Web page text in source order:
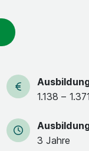
1.138 –
3 Jahre